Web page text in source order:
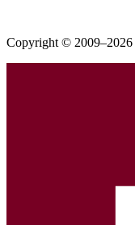
Copyright © 2009–2026